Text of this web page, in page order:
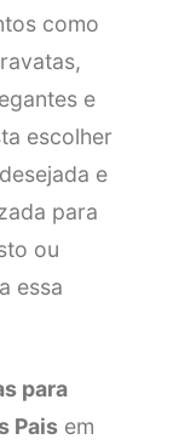
como
e
escolher
e
para
ou
essa
para
Paisem